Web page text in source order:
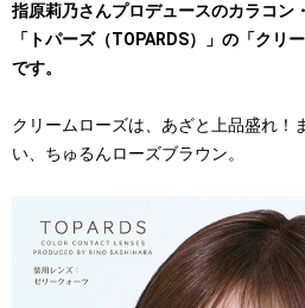
指原莉乃さんプロデュースのカラコン
「トパーズ（TOPARDS）」の 「クリ
です。
クリームローズは、あざと上品盛れ！
い、ちゅるんローズブラウン。